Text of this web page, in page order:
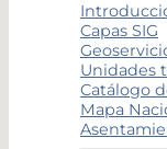
Capas SIG
Unidades
Catálogo
Mapa